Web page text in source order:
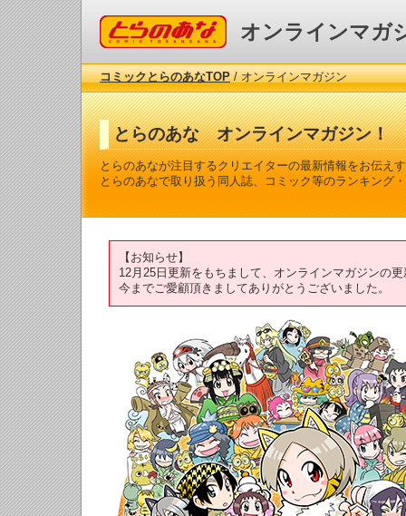
コミックとらのあな オンラインマガ
コミックとらのあなTOP/ オンラインマガジン
とらのあな オンラインマガジン！
とらのあなが注目するクリエイターの最新情報をお伝え
とらのあなで取り扱う同人誌、コミック等のランキング
【お知らせ】
12月25日更新をもちまして、オンラインマガジンの
今までご愛顧頂きましてありがとうございました。